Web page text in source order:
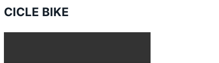
CICLE BIKE